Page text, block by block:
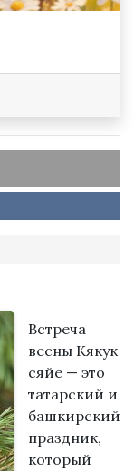
Встреча
весны Кякук
сяйе — это
татарский и
башкирский
праздник,
который